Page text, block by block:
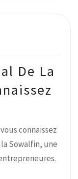
De La
connaissez
Sowalfin, une